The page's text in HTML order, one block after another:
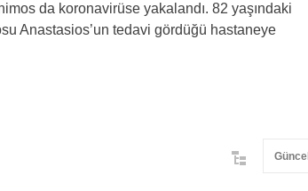
da koronavirüse yakalandı. 82 yaşındaki
Anastasios’un tedavi gördüğü hastaneye
Güncel